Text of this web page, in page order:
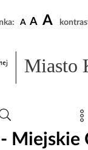
A A A
Miasto
Miejskie